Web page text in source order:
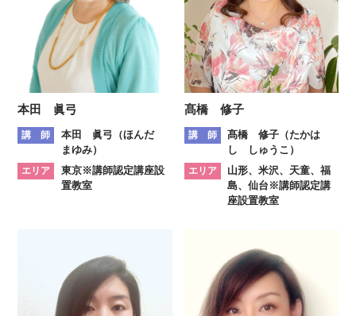
本田 眞弓
講 師
本田 眞弓（ほんだ
まゆみ）
エリア
東京※講師認定講座設
置教室
髙橋 修子
講 師
髙橋 修子（たかは
し しゅうこ）
エリア
山形、米沢、天童、福
島、仙台※講師認定講
座設置教室